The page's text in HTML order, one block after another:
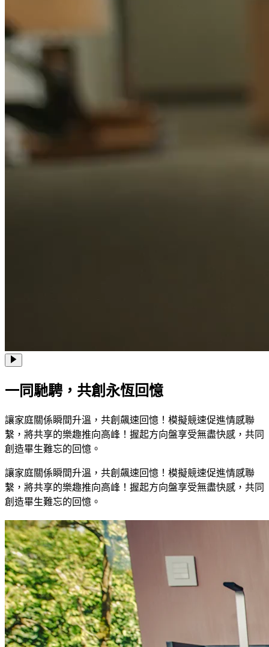
一同馳騁，共創永恆回憶
讓家庭關係瞬間升溫，共創飆速回憶！模擬競速促進情感聯
繫，將共享的樂趣推向高峰！握起方向盤享受無盡快感，共同
創造畢生難忘的回憶。
讓家庭關係瞬間升溫，共創飆速回憶！模擬競速促進情感聯
繫，將共享的樂趣推向高峰！握起方向盤享受無盡快感，共同
創造畢生難忘的回憶。